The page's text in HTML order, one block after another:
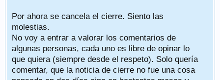
Por ahora se cancela el cierre. Siento las
molestias.
No voy a entrar a valorar los comentarios de
algunas personas, cada uno es libre de opinar lo
que quiera (siempre desde el respeto). Solo quería
comentar, que la noticia de cierre no fue una cosa